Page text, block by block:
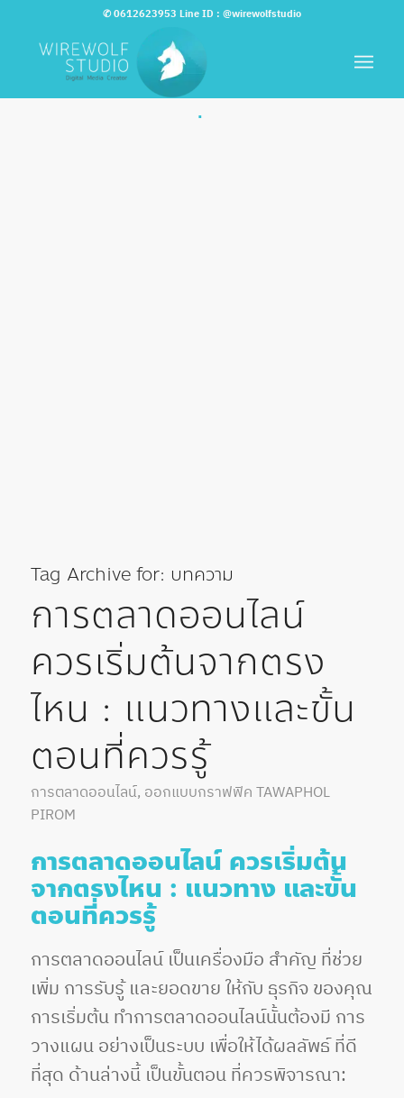
✆0612623953 Line ID : @wirewolfstudio
Tag Archive for: บทความ
การตลาดออนไลน์
ควรเริ่มต้นจากตรง
ไหน : แนวทางและขั้น
ตอนที่ควรรู้
การตลาดออนไลน์, ออกแบบกราฟฟิค TAWAPHOL
PIROM
การตลาดออนไลน์ ควรเริ่มต้น
จากตรงไหน : แนวทาง และขั้น
ตอนที่ควรรู้
การตลาดออนไลน์ เป็นเครื่องมือ สำคัญ ที่ช่วย
เพิ่ม การรับรู้ และยอดขาย ให้กับ ธุรกิจ ของคุณ
การเริ่มต้น ทำการตลาดออนไลน์นั้นต้องมี การ
วางแผน อย่างเป็นระบบ เพื่อให้ได้ผลลัพธ์ ที่ดี
ที่สุด ด้านล่างนี้ เป็นขั้นตอน ที่ควรพิจารณา: